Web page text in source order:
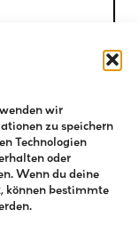
wir
zu speichern
Technologien
oder
Wenn du deine
können bestimmte